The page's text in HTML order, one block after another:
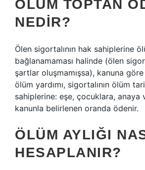
ÖLÜM TOPTAN
NEDIR?
Ölen sigortalının hak sahiplerine
bağlanamaması halinde (ölen
şartlar oluşmamışsa), kanuna
ölüm yardımı, sigortalının ölüm
sahiplerine: eşe, çocuklara, anaya
kanunla belirlenen oranda ödenir.
ÖLÜM AYLIĞI
HESAPLANIR?